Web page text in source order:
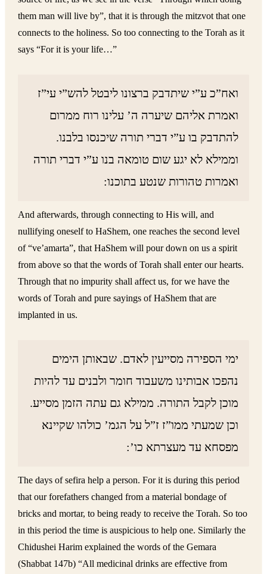
them man will live by”, that it is through the mitzvot that one
connects to the holiness. So too connecting to the Torah as it
says “For it is your life…”
ואח”כ ע”י שיתדבק ברצונו ליבטל להש”י עי”ז
ואמרת אליהם שיערה ה’ עלינו רוח ממרום
להתדבק בו ע”י דברי תורה שיכנסו בלבנו.
וממילא לא יגע שום טומאה בנו ע”י דברי תורה
ואמרות טהורות שנטע בתוכנו:
And afterwards, through connecting to His will, and
nullifying oneself to HaShem, one reaches the second level
of “ve’amarta”, that HaShem will pour down on us a spirit
from above so that the words of Torah shall enter our hearts.
Through that no impurity shall affect us, for we have the
words of Torah and pure sayings of HaShem that are
implanted in us.
ימי הספירה מסייעין לאדם. שבאותן הימים
נהפכו אבותינו משעבוד חומר ולבנים עד להיות
מוכן לקבל התורה. ממילא גם עתה הזמן מסייע.
וכן שמעתי ממו”ז ז”ל על הגמ’ כולהו שקיינא
מפסחא עד מעצרתא כו’:
The days of sefira help a person. For it is during this period
that our forefathers changed from a material bondage of
bricks and mortar, to being ready to receive the Torah. So too
in this period the time is auspicious to help one. Similarly the
Chidushei Harim explained the words of the Gemara
(Shabbat 147b) “All medicinal drinks are effective from